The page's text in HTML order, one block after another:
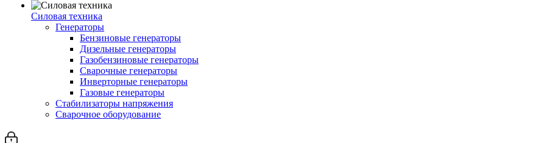
Силовая техника
Генераторы
Бензиновые генераторы
Дизельные генераторы
Газобензиновые генераторы
Сварочные генераторы
Инверторные генераторы
Газовые генераторы
Стабилизаторы напряжения
Cварочное оборудование